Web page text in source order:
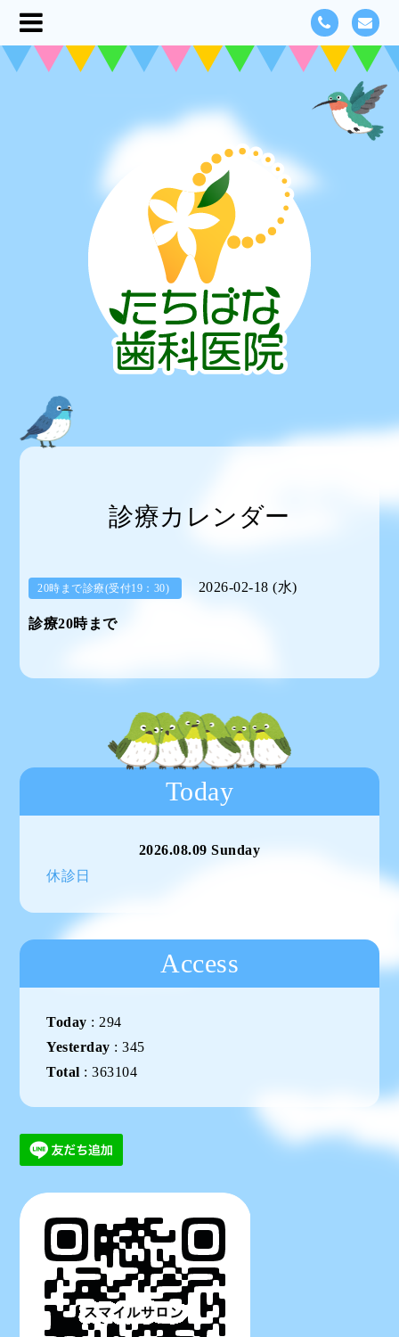
診療カレンダー
20時まで診療(受付19：30) 2026-02-18 (水)
診療20時まで
Today
2026.08.09 Sunday
休診日
Access
Today : 294
Yesterday :345
Total :363104